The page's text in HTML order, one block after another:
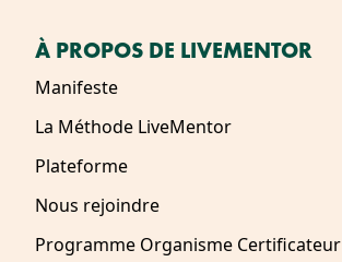
À PROPOS DE LIVEMENTOR
Manifeste
La Méthode LiveMentor
Plateforme
Nous rejoindre
Programme Organisme Certificateur